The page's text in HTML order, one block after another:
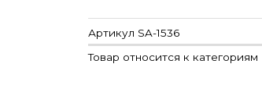
Артикул SA-1536
Товар относится к категориям